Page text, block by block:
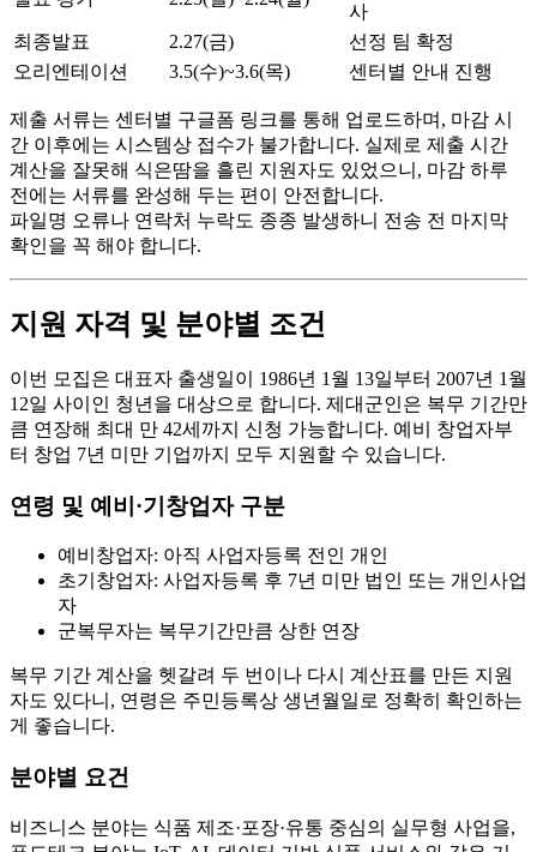
사
최종발표
2.27(금)
선정 팀 확정
오리엔테이션
3.5(수)~3.6(목) 센터별 안내 진행
제출 서류는 센터별 구글폼 링크를 통해 업로드하며, 마감 시
간 이후에는 시스템상 접수가 불가합니다. 실제로 제출 시간
계산을 잘못해 식은땀을 흘린 지원자도 있었으니, 마감 하루
전에는 서류를 완성해 두는 편이 안전합니다.
파일명 오류나 연락처 누락도 종종 발생하니 전송 전 마지막
확인을 꼭 해야 합니다.
지원 자격 및 분야별 조건
이번 모집은 대표자 출생일이 1986년 1월 13일부터 2007년 1월
12일 사이인 청년을 대상으로 합니다. 제대군인은 복무 기간만
큼 연장해 최대 만 42세까지 신청 가능합니다. 예비 창업자부
터 창업 7년 미만 기업까지 모두 지원할 수 있습니다.
연령 및 예비·기창업자 구분
예비창업자: 아직 사업자등록 전인 개인
초기창업자: 사업자등록 후 7년 미만 법인 또는 개인사업
자
군복무자는 복무기간만큼 상한 연장
복무 기간 계산을 헷갈려 두 번이나 다시 계산표를 만든 지원
자도 있다니, 연령은 주민등록상 생년월일로 정확히 확인하는
게 좋습니다.
분야별 요건
비즈니스 분야는 식품 제조·포장·유통 중심의 실무형 사업을,